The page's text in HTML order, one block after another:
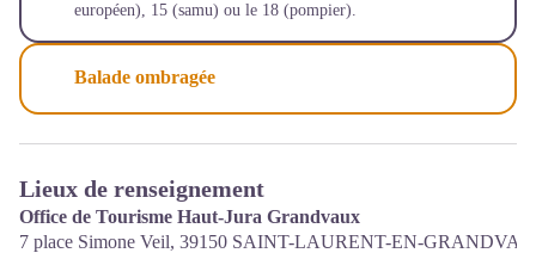
européen), 15 (samu) ou le 18 (pompier).
Balade ombragée
Lieux de renseignement
Office de Tourisme Haut-Jura Grandvaux
7 place Simone Veil, 39150 SAINT-LAURENT-EN-